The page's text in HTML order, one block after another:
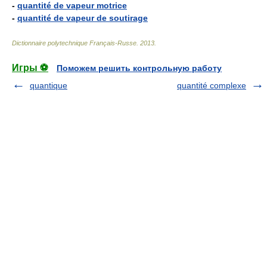
- quantité de vapeur motrice
- quantité de vapeur de soutirage
Dictionnaire polytechnique Français-Russe 2013
Игры ⚽
Поможем решить контрольную работу
quantique
quantité complexe